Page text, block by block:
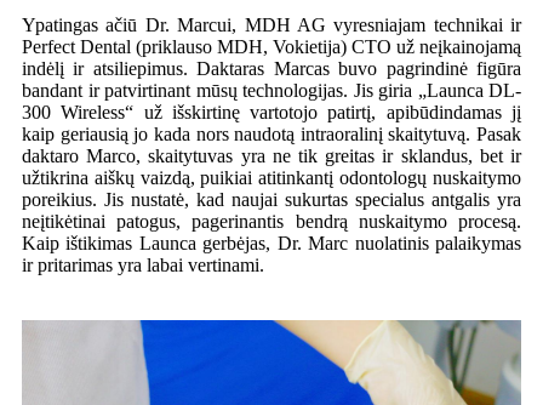
Ypatingas ačiū Dr. Marcui, MDH AG vyresniajam technikai ir
Perfect Dental (priklauso MDH, Vokietija) CTO už neįkainojamą
indėlį ir atsiliepimus. Daktaras Marcas buvo pagrindinė figūra
bandant ir patvirtinant mūsų technologijas. Jis giria „Launca DL-
300 Wireless“ už išskirtinę vartotojo patirtį, apibūdindamas jį
kaip geriausią jo kada nors naudotą intraoralinį skaitytuvą. Pasak
daktaro Marco, skaitytuvas yra ne tik greitas ir sklandus, bet ir
užtikrina aiškų vaizdą, puikiai atitinkantį odontologų nuskaitymo
poreikius. Jis nustatė, kad naujai sukurtas specialus antgalis yra
neįtikėtinai patogus, pagerinantis bendrą nuskaitymo procesą.
Kaip ištikimas Launca gerbėjas, Dr. Marc nuolatinis palaikymas
ir pritarimas yra labai vertinami.